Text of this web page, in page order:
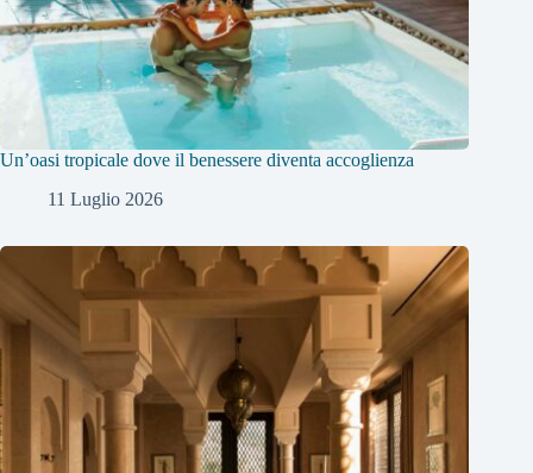
Un’oasi tropicale dove il benessere diventa accoglienza
11 Luglio 2026